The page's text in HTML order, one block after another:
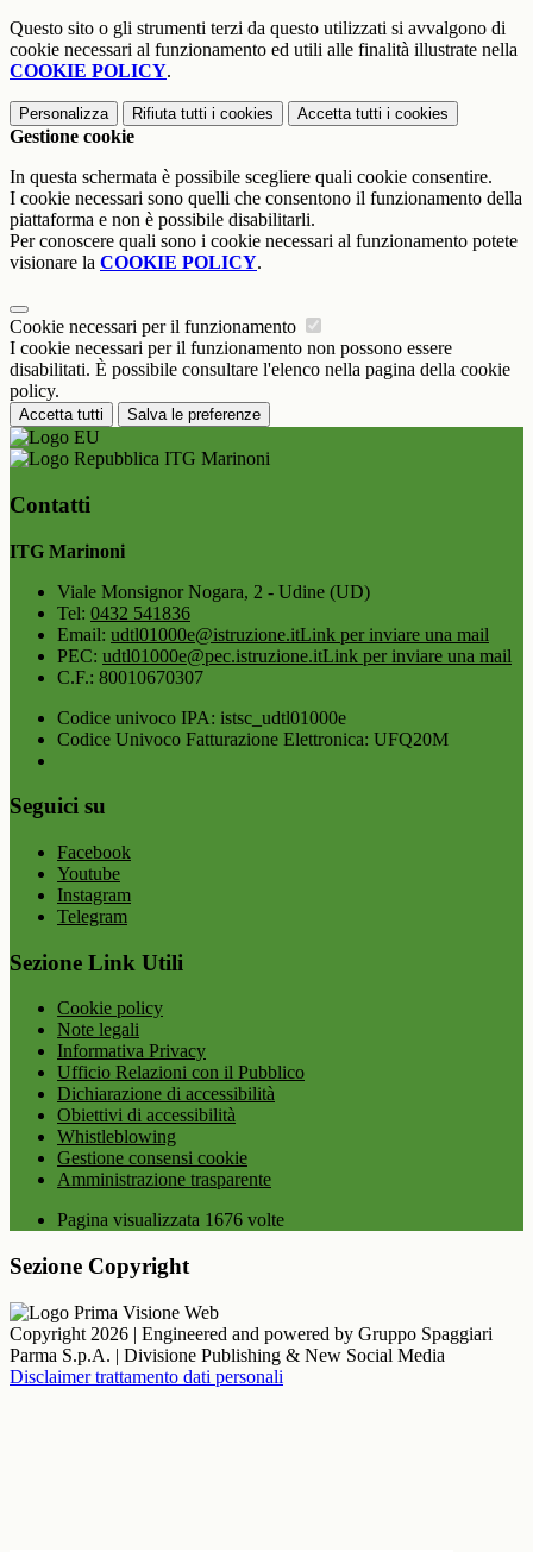
Questo sito o gli strumenti terzi da questo utilizzati si avvalgono di
cookie necessari al funzionamento ed utili alle finalità illustrate nella
COOKIE POLICY.
Personalizza Rifiuta tutti i cookies Accetta tutti i cookies
Gestione cookie
In questa schermata è possibile scegliere quali cookie consentire.
I cookie necessari sono quelli che consentono il funzionamento della
piattaforma e non è possibile disabilitarli.
Per conoscere quali sono i cookie necessari al funzionamento potete
visionare la COOKIE POLICY.
Cookie necessari per il funzionamento
I cookie necessari per il funzionamento non possono essere
disabilitati. È possibile consultare l'elenco nella pagina della cookie
policy.
Accetta tutti Salva le preferenze
ITG Marinoni
Contatti
ITG Marinoni
Viale Monsignor Nogara, 2 - Udine (UD)
Tel: 0432 541836
Email: udtl01000e@istruzione.itLink per inviare una mail
PEC: udtl01000e@pec.istruzione.itLink per inviare una mail
C.F.: 80010670307
Codice univoco IPA: istsc_udtl01000e
Codice Univoco Fatturazione Elettronica: UFQ20M
Seguici su
Facebook
Youtube
Instagram
Telegram
Sezione Link Utili
Cookie policy
Note legali
Informativa Privacy
Ufficio Relazioni con il Pubblico
Dichiarazione di accessibilità
Obiettivi di accessibilità
Whistleblowing
Gestione consensi cookie
Amministrazione trasparente
Pagina visualizzata 1676 volte
Sezione Copyright
Copyright 2026 | Engineered and powered by Gruppo Spaggiari
Parma S.p.A. | Divisione Publishing & New Social Media
Disclaimer trattamento dati personali